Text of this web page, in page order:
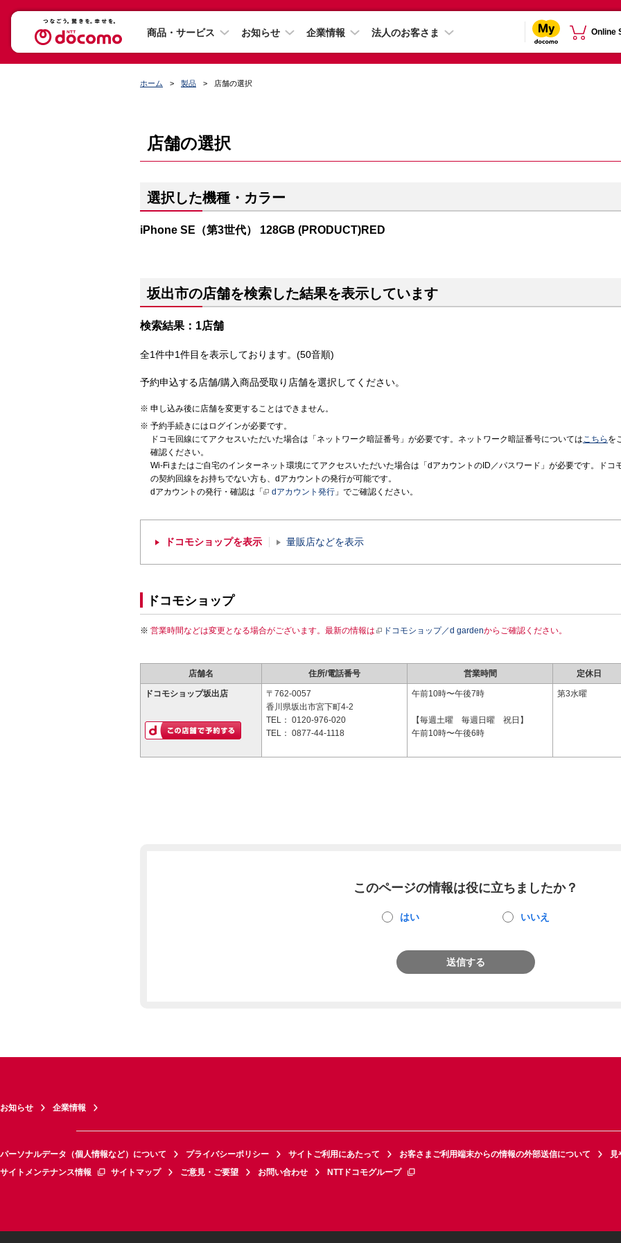
商品・サービス お知らせ 企業情報 法人のお客さま Online
ホーム 製品 店舗の選択
店舗の選択
選択した機種・カラー
iPhone SE（第3世代） 128GB (PRODUCT)RED
坂出市の店舗を検索した結果を表示しています
検索結果：1店舗
全1件中1件目を表示しております。(50音順)
予約申込する店舗/購入商品受取り店舗を選択してください。
申し込み後に店舗を変更することはできません。
予約手続きにはログインが必要です。
ドコモ回線にてアクセスいただいた場合は「ネットワーク暗証番号」が必要です。ネットワーク暗証番号についてはこちら を
確認ください。
Wi-Fiまたはご自宅のインターネット環境にてアクセスいただいた場合は「dアカウントのID／パスワード」が必要です。ドコ
の契約回線をお持ちでない方も、dアカウントの発行が可能です。
dアカウントの発行・確認は「
dアカウント発行 」でご確認ください。
ドコモショップを表示 量販店などを表示
ドコモショップ
営業時間などは変更となる場合がございます。最新の情報は ドコモショップ／d gardenからご確認ください。
店舗名 住所/電話番号 営業時間 定休日
ドコモショップ坂出店
〒762-0057
香川県坂出市宮下町4-2
TEL： 0120-976-020
TEL： 0877-44-1118
午前10時〜午後7時
【毎週土曜 毎週日曜 祝日】
午前10時〜午後6時
第3水曜
このページの情報は役に立ちましたか？
はい いいえ
送信する
お知らせ 企業情報
パーソナルデータ（個人情報など）について プライバシーポリシー サイトご利用にあたって お客さまご利用端末からの情報の外部送信について
見
サイトメンテナンス情報
サイトマップ ご意見・ご要望 お問い合わせ NTTドコモグループ